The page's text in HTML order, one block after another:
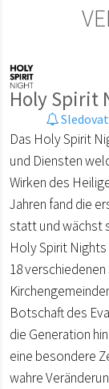
Holy Spirit
Sledovat
Das Holy Spirit
und Diensten
Wirken des
Jahren fand die
statt und wächst
Holy Spirit
18
Botschaft des
die Generation
eine besondere
wahre